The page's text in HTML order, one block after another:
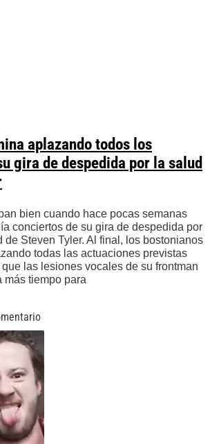
aplazando todos los
gira de despedida por la salud
bien cuando hace pocas semanas
conciertos de su gira de despedida por
de Steven Tyler. Al final, los bostonianos
todas las actuaciones previstas
las lesiones vocales de su frontman
más tiempo para